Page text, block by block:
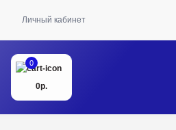
Личный кабинет
0
0р.